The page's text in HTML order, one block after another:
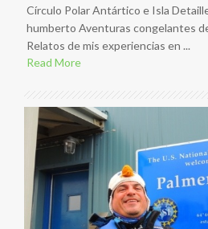
Círculo Polar Antártico e Isla
humberto Aventuras congelantes
Relatos de mis experiencias en ...
Read More